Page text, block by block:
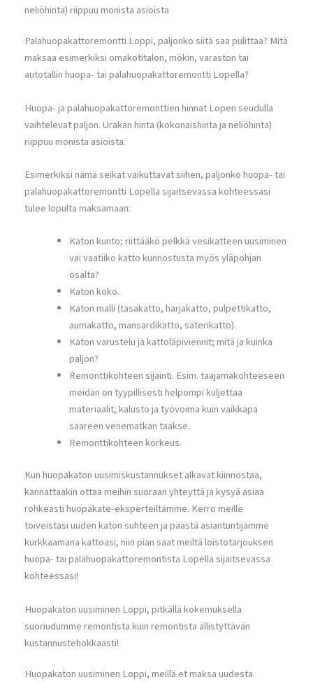
neliöhinta) riippuu monista asioista
Palahuopakattoremontti Loppi, paljonko siitä saa pulittaa? Mitä
maksaa esimerkiksi omakotitalon, mökin, varaston tai
autotallin huopa- tai palahuopakattoremontti Lopella?
Huopa- ja palahuopakattoremonttien hinnat Lopen seudulla
vaihtelevat paljon. Urakan hinta (kokonaishinta ja neliöhinta)
riippuu monista asioista.
Esimerkiksi nämä seikat vaikuttavat siihen, paljonko huopa- tai
palahuopakattoremontti Lopella sijaitsevassa kohteessasi
tulee lopulta maksamaan:
Katon kunto; riittääkö pelkkä vesikatteen uusiminen
vai vaatiiko katto kunnostusta myös yläpohjan
osalta?
Katon koko.
Katon malli (tasakatto, harjakatto, pulpettikatto,
aumakatto, mansardikatto, säterikatto).
Katon varustelu ja kattoläpiviennit; mitä ja kuinka
paljon?
Remonttikohteen sijainti. Esim. taajamakohteeseen
meidän on tyypillisesti helpompi kuljettaa
materiaalit, kalusto ja työvoima kuin vaikkapa
saareen venematkan taakse.
Remonttikohteen korkeus.
Kun huopakaton uusimiskustannukset alkavat kiinnostaa,
kannattaakin ottaa meihin suoraan yhteyttä ja kysyä asiaa
rohkeasti huopakate-eksperteiltämme. Kerro meille
toiveistasi uuden katon suhteen ja päästä asiantuntijamme
kurkkaamana kattoasi, niin pian saat meiltä loistotarjouksen
huopa- tai palahuopakattoremontista Lopella sijaitsevassa
kohteessasi!
Huopakaton uusiminen Loppi, pitkällä kokemuksella
suoriudumme remontista kuin remontista ällistyttävän
kustannustehokkaasti!
Huopakaton uusiminen Loppi, meillä et maksa uudesta